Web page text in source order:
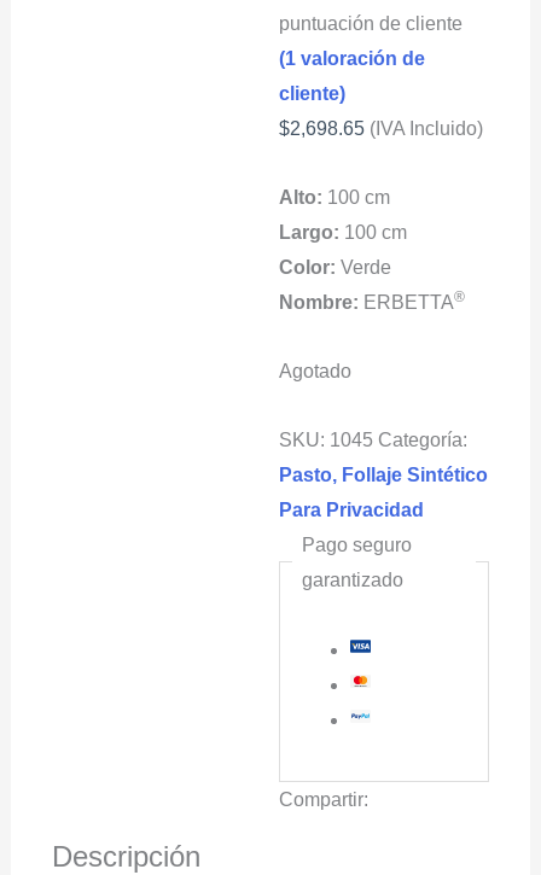
puntuación de cliente
(1 valoración de
cliente)
$2,698.65 (IVA Incluido)
Alto: 100 cm
Largo: 100 cm
Color: Verde
Nombre: ERBETTA®
Agotado
SKU: 1045 Categoría:
Pasto, Follaje Sintético
Para Privacidad
Pago seguro
garantizado
Compartir:
Descripción